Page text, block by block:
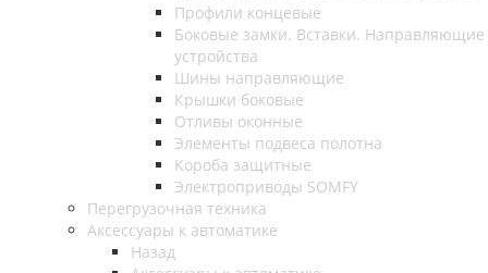
Профили концевые
Боковые замки. Вставки. Направляющие
устройства
Шины направляющие
Крышки боковые
Отливы оконные
Элементы подвеса полотна
Короба защитные
Электроприводы SOMFY
Перегрузочная техника
Аксессуары к автоматике
Назад